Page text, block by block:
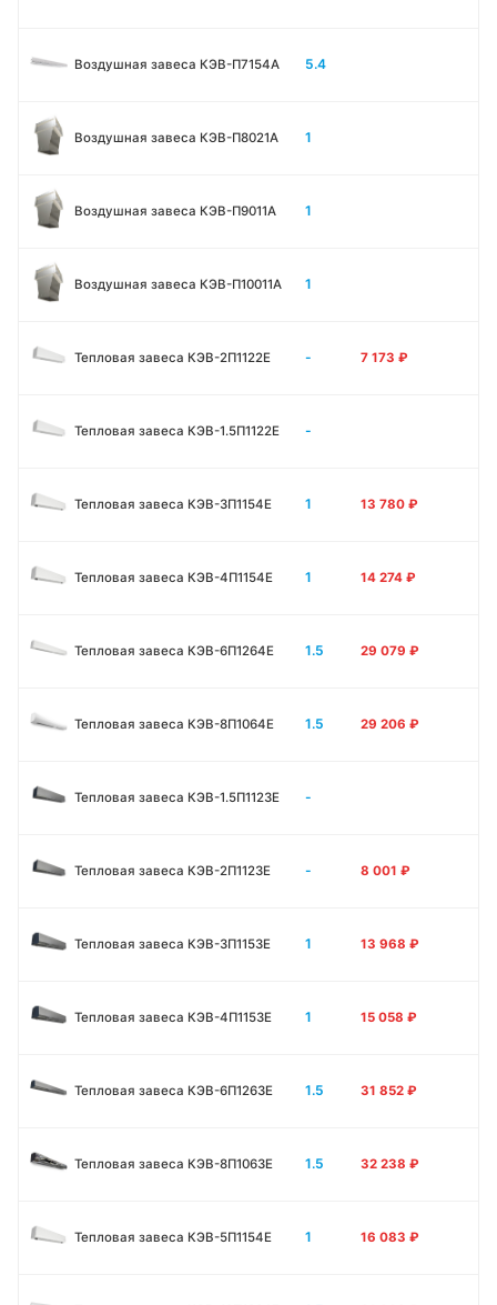
Воздушная завеса КЭВ-П7154A 5.4
Воздушная завеса КЭВ-П8021A 1
Воздушная завеса КЭВ-П9011A 1
Воздушная завеса КЭВ-П10011A 1
Тепловая завеса КЭВ-2П1122E - 7 173 ₽
Тепловая завеса КЭВ-1.5П1122E -
Тепловая завеса КЭВ-3П1154E 1 13 780 ₽
Тепловая завеса КЭВ-4П1154E 1 14 274 ₽
Тепловая завеса КЭВ-6П1264E 1.5 29 079 ₽
Тепловая завеса КЭВ-8П1064E 1.5 29 206 ₽
Тепловая завеса КЭВ-1.5П1123E -
Тепловая завеса КЭВ-2П1123E - 8 001 ₽
Тепловая завеса КЭВ-3П1153E 1 13 968 ₽
Тепловая завеса КЭВ-4П1153E 1 15 058 ₽
Тепловая завеса КЭВ-6П1263E 1.5 31 852 ₽
Тепловая завеса КЭВ-8П1063E 1.5 32 238 ₽
Тепловая завеса КЭВ-5П1154E 1 16 083 ₽